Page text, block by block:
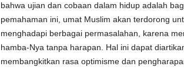
bahwa ujian dan cobaan dalam hidup adalah
pemahaman ini, umat Muslim akan terdorong
menghadapi berbagai permasalahan, karena
hamba-Nya tanpa harapan. Hal ini dapat
membangkitkan rasa optimisme dan